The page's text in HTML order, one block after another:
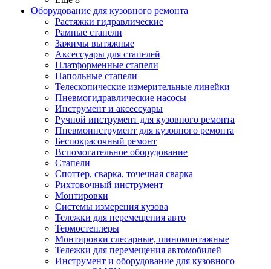
Оборудование для кузовного ремонта
Растяжки гидравлические
Рамные стапели
Зажимы вытяжные
Аксессуары для стапелей
Платформенные стапели
Напольные стапели
Телескопические измерительные линейки
Пневмогидравлические насосы
Инструмент и аксессуары
Ручной инструмент для кузовного ремонта
Пневмоинструмент для кузовного ремонта
Беспокрасочный ремонт
Вспомогательное оборудование
Стапели
Споттер, сварка, точечная сварка
Рихтовочный инструмент
Монтировки
Системы измерения кузова
Тележки для перемещения авто
Термостеплеры
Монтировки слесарные, шиномонтажные
Тележки для перемещения автомобилей
Инструмент и оборудование для кузовного